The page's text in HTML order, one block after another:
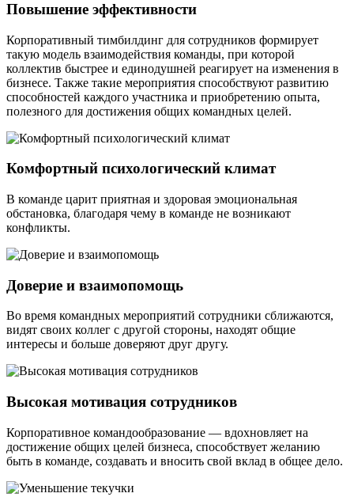
Повышение эффективности
Корпоративный тимбилдинг для сотрудников формирует
такую модель взаимодействия команды, при которой
коллектив быстрее и единодушней реагирует на изменения в
бизнесе. Также такие мероприятия способствуют развитию
способностей каждого участника и приобретению опыта,
полезного для достижения общих командных целей.
Комфортный психологический климат
В команде царит приятная и здоровая эмоциональная
обстановка, благодаря чему в команде не возникают
конфликты.
Доверие и взаимопомощь
Во время командных мероприятий сотрудники сближаются,
видят своих коллег с другой стороны, находят общие
интересы и больше доверяют друг другу.
Высокая мотивация сотрудников
Корпоративное командообразование — вдохновляет на
достижение общих целей бизнеса, способствует желанию
быть в команде, создавать и вносить свой вклад в общее дело.